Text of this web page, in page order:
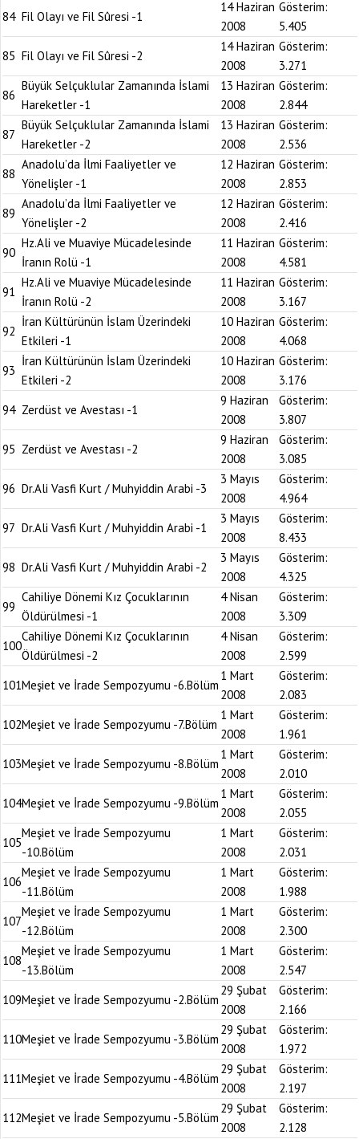
84 Fil Olayı ve Fil Sûresi -1
14 Haziran
2008
Gösterim:
5.405
85 Fil Olayı ve Fil Sûresi -2
14 Haziran
2008
Gösterim:
3.271
86
Büyük Selçuklular Zamanında İslami
Hareketler -1
13 Haziran
2008
Gösterim:
2.844
87
Büyük Selçuklular Zamanında İslami
Hareketler -2
13 Haziran
2008
Gösterim:
2.536
88
Anadolu’da İlmi Faaliyetler ve
Yönelişler -1
12 Haziran
2008
Gösterim:
2.853
89
Anadolu’da İlmi Faaliyetler ve
Yönelişler -2
12 Haziran
2008
Gösterim:
2.416
90
Hz.Ali ve Muaviye Mücadelesinde
İranın Rolü -1
11 Haziran
2008
Gösterim:
4.581
91
Hz.Ali ve Muaviye Mücadelesinde
İranın Rolü -2
11 Haziran
2008
Gösterim:
3.167
92
İran Kültürünün İslam Üzerindeki
Etkileri -1
10 Haziran
2008
Gösterim:
4.068
93
İran Kültürünün İslam Üzerindeki
Etkileri -2
10 Haziran
2008
Gösterim:
3.176
94 Zerdüst ve Avestası -1
9 Haziran
2008
Gösterim:
3.807
95 Zerdüst ve Avestası -2
9 Haziran
2008
Gösterim:
3.085
96 Dr.Ali Vasfi Kurt / Muhyiddin Arabi -3
3 Mayıs
2008
Gösterim:
4.964
97 Dr.Ali Vasfi Kurt / Muhyiddin Arabi -1
3 Mayıs
2008
Gösterim:
8.433
98 Dr.Ali Vasfi Kurt / Muhyiddin Arabi -2
3 Mayıs
2008
Gösterim:
4.325
99
Cahiliye Dönemi Kız Çocuklarının
Öldürülmesi -1
4 Nisan
2008
Gösterim:
3.309
100
Cahiliye Dönemi Kız Çocuklarının
Öldürülmesi -2
4 Nisan
2008
Gösterim:
2.599
101Meşiet ve İrade Sempozyumu -6.Bölüm
1 Mart
2008
Gösterim:
2.083
102Meşiet ve İrade Sempozyumu -7.Bölüm
1 Mart
2008
Gösterim:
1.961
103Meşiet ve İrade Sempozyumu -8.Bölüm
1 Mart
2008
Gösterim:
2.010
104Meşiet ve İrade Sempozyumu -9.Bölüm
1 Mart
2008
Gösterim:
2.055
105
Meşiet ve İrade Sempozyumu
-10.Bölüm
1 Mart
2008
Gösterim:
2.031
106
Meşiet ve İrade Sempozyumu
-11.Bölüm
1 Mart
2008
Gösterim:
1.988
107
Meşiet ve İrade Sempozyumu
-12.Bölüm
1 Mart
2008
Gösterim:
2.300
108
Meşiet ve İrade Sempozyumu
-13.Bölüm
1 Mart
2008
Gösterim:
2.547
109Meşiet ve İrade Sempozyumu -2.Bölüm
29 Şubat
2008
Gösterim:
2.166
110Meşiet ve İrade Sempozyumu -3.Bölüm
29 Şubat
2008
Gösterim:
1.972
111Meşiet ve İrade Sempozyumu -4.Bölüm
29 Şubat
2008
Gösterim:
2.197
112Meşiet ve İrade Sempozyumu -5.Bölüm
29 Şubat
2008
Gösterim:
2.128